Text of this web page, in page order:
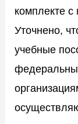
комплекте
Уточнено,
учебные